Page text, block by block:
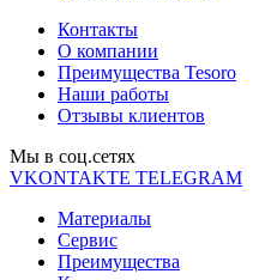
Контакты
О компании
Преимущества Tesoro
Наши работы
Отзывы клиентов
Мы в соц.cетях
VKONTAKTE TELEGRAM
Материалы
Сервис
Преимущества